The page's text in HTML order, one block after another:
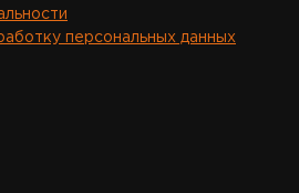
персональных данных